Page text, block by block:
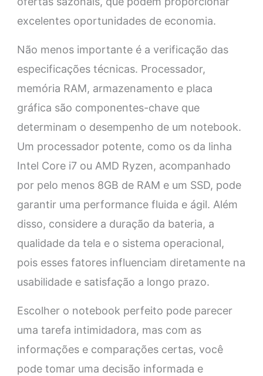
excelentes oportunidades de economia.
Não menos importante é a verificação das
especificações técnicas. Processador,
memória RAM, armazenamento e placa
gráfica são componentes-chave que
determinam o desempenho de um notebook.
Um processador potente, como os da linha
Intel Core i7 ou AMD Ryzen, acompanhado
por pelo menos 8GB de RAM e um SSD, pode
garantir uma performance fluida e ágil. Além
disso, considere a duração da bateria, a
qualidade da tela e o sistema operacional,
pois esses fatores influenciam diretamente na
usabilidade e satisfação a longo prazo.
Escolher o notebook perfeito pode parecer
uma tarefa intimidadora, mas com as
informações e comparações certas, você
pode tomar uma decisão informada e